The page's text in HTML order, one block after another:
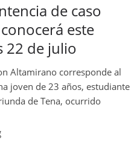
de caso
este
22 de julio
Altamirano corresponde al
joven de 23 años, estudiante
de Tena, ocurrido